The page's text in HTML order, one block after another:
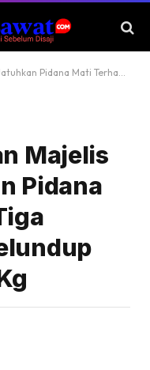
Tiga Terdakwa Penyelundup Sabu-sabu 180 Kg
Majelis
Pidana